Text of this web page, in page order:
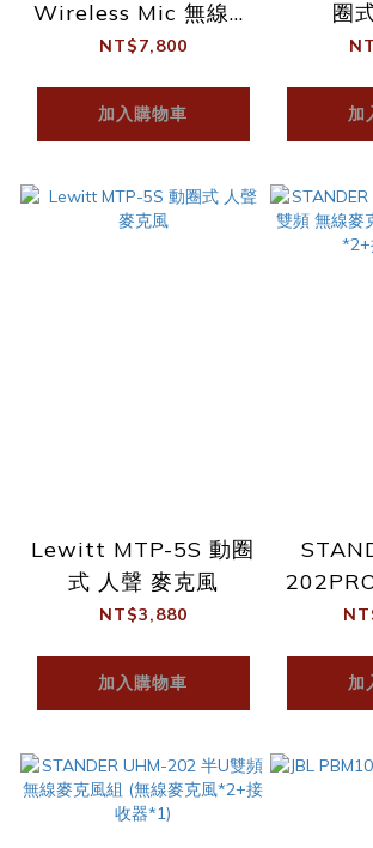
Wireless Mic 無線麥
克風組
NT$7,800
加入購物車
圈
加
Lewitt MTP-5S 動圈
式 人聲 麥克風
NT$3,880
加入購物車
線麥克
加